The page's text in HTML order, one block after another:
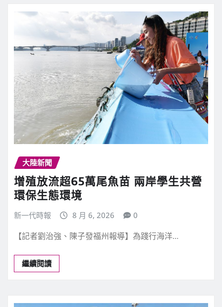
大陸新聞
增殖放流超65萬尾魚苗 兩岸學生共營
環保生態環境
新一代時報 8 月 6, 2026 0
【記者劉治強、陳子發福州報導】為踐行海洋…
繼續閱讀